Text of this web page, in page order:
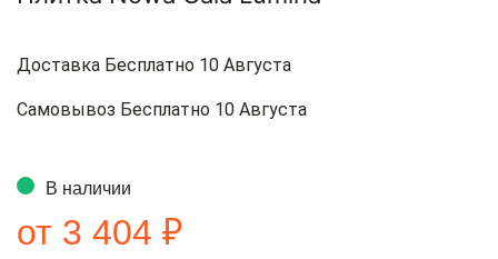
Доставка Бесплатно 10 Августа
Самовывоз Бесплатно 10 Августа
В наличии
от 3 404 ₽